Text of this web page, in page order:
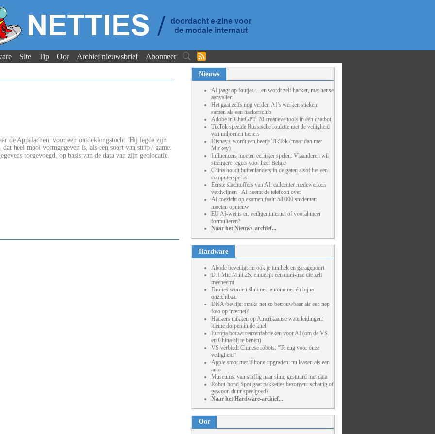
Site Tip Oor Archief nieuwsbrief Abonneer
de Appalachen, voor een ontdekkingstocht. Hij legde zijn
heel mooi vormgegeven is, als een soort van strip / game.
toegevoegd, op basis van de data van zijn geolocatie.
Nieuws
AI jaagt op foutjes… en wordt zelf hacker, met heuse
aanvallen
Het gaat zelfs nog verder: AI’s werken stiekem
samen als een hackersclub
Adobe in ChatGPT: 70 creatieve tools in één chatbot
TikTok speelde Russische roulette met de veiligheid
van miljoenen tieners
Disney+ wordt een beetje TikTok (maar dan met
Mickey)
Influencers moeten eerlijker spelen: Vlaanderen wil
strengere regels voor heel België
China houdt buitenlanders in de gaten alsof het een
computerspel is
Eerste slachtoffers van AI: callcenter medewerkers
verdwijnen - AI neemt de telefoon over
AI-toezicht op examen faalt: 58.000 studenten
moeten opnieuw
EU AI-wet is er: veiliger internet of vooral meer
formulieren?
Naar het Nieuws-archief...
Hardware
Abode beveiligt nu ook je tuinhek en garagepoort
DJI Mic Mini 2S: eindelijk een mini-mic die zelf
meeneemt
Drones worden slimmer, autonomer én bijna
onzichtbaar
DNA-bewijs: straks net zo betrouwbaar als een nep-
foto op internet?
Hackers mikken op Amerikaanse waterleidingen:
kleine dorpen in de knel
Europa bouwt reuzenfabrieken voor AI (om de VS
en China bij te benen)
VS verbiedt Chinese robots: “Te eng voor onze
veiligheid”
Apple stopt met iPhone-upgraden: nu leasen als een
auto
Museums: van stoffig naar slim, gestuurd met data
Robot-hond Spot gaat pakketjes bezorgen: schattig of
gewoon duur speelgoed?
Naar het Hardware-archief...
Oor